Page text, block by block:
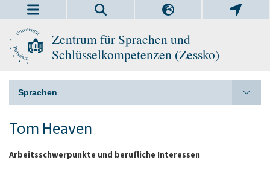
Zentrum für Sprachen und
Schlüsselkompetenzen (Zessko)
Sprachen
Tom Heaven
Arbeitsschwerpunkte und berufliche Interessen